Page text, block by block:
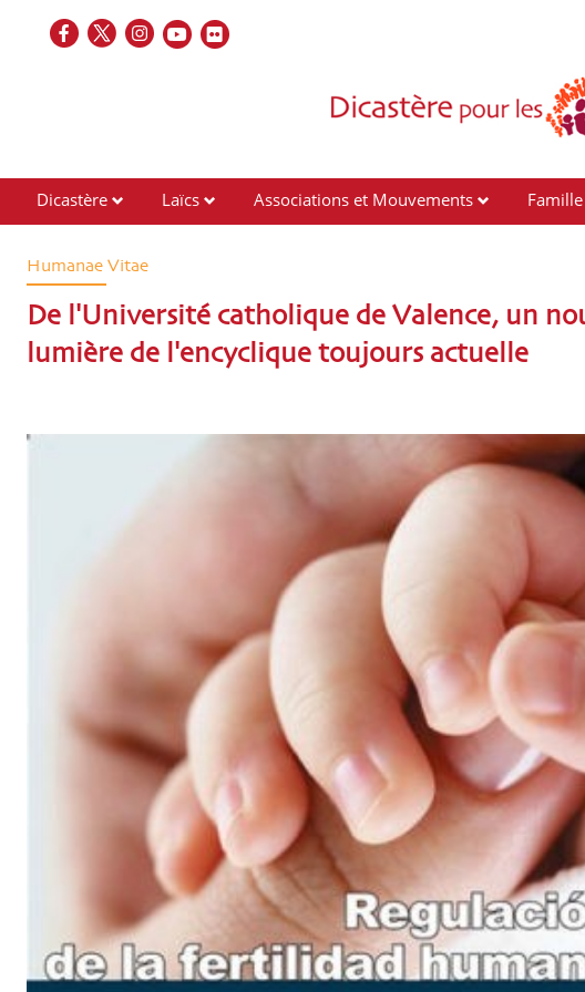
Dicastère Laïcs Associations et Mouvements
Humanae Vitae
De l'Université catholique de Valence, un
lumière de l'encyclique toujours actuelle